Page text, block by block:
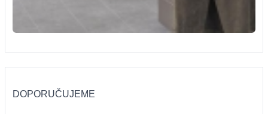
DOPORUČUJEME